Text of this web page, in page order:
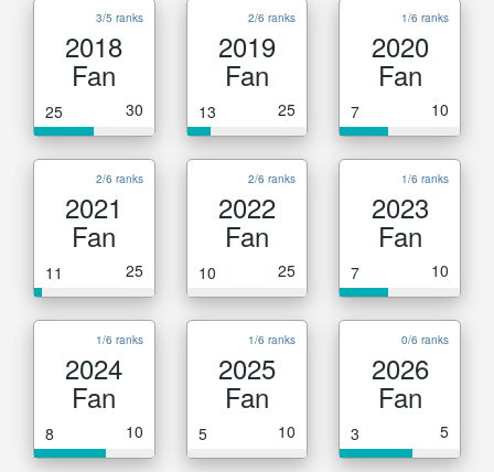
3/5 ranks
2018
Fan
25 30
2/6 ranks
2019
Fan
13 25
1/6 ranks
2020
Fan
7 10
2/6 ranks
2021
Fan
11 25
2/6 ranks
2022
Fan
10 25
1/6 ranks
2023
Fan
7 10
1/6 ranks
2024
Fan
8 10
1/6 ranks
2025
Fan
5 10
0/6 ranks
2026
Fan
3 5